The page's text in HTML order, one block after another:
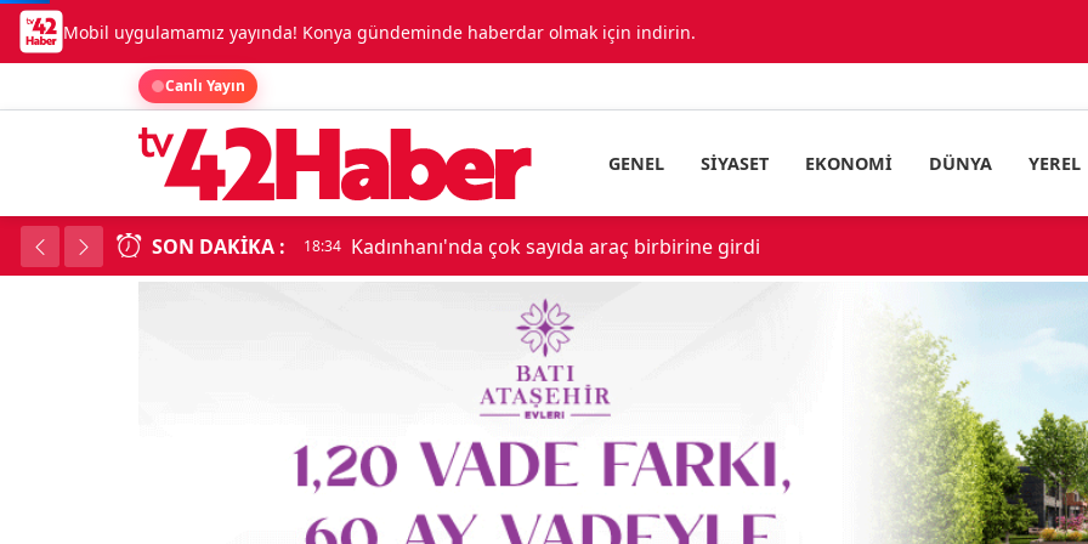
Mobil uygulamamız yayında! Konya gündeminde haberdar olmak için indirin.
Canlı Yayın
GENEL SIYASET EKONOMI DÜNYA YEREL
SON DAKIKA : 18:34 Kadınhanı'nda çok sayıda araç birbirine girdi